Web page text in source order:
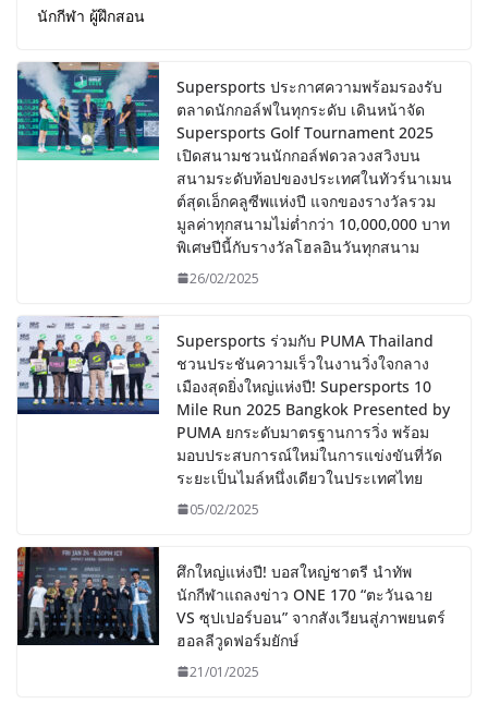
นักกีฬา ผู้ฝึกสอน
Supersports ประกาศความพร้อมรองรับ
ตลาดนักกอล์ฟในทุกระดับ เดินหน้าจัด
Supersports Golf Tournament 2025
เปิดสนามชวนนักกอล์ฟดวลวงสวิงบน
สนามระดับท้อปของประเทศในทัวร์นาเมน
ต์สุดเอ็กคลูซีพแห่งปี แจกของรางวัลรวม
มูลค่าทุกสนามไม่ต่ำกว่า 10,000,000 บาท
พิเศษปีนี้กับรางวัลโฮลอินวันทุกสนาม
26/02/2025
Supersports ร่วมกับ PUMA Thailand
ชวนประชันความเร็วในงานวิ่งใจกลาง
เมืองสุดยิ่งใหญ่แห่งปี! Supersports 10
Mile Run 2025 Bangkok Presented by
PUMA ยกระดับมาตรฐานการวิ่ง พร้อม
มอบประสบการณ์ใหม่ในการแข่งขันที่วัด
ระยะเป็นไมล์หนึ่งเดียวในประเทศไทย
05/02/2025
ศึกใหญ่แห่งปี! บอสใหญ่ชาตรี นำทัพ
นักกีฬาแถลงข่าว ONE 170 “ตะวันฉาย
VS ซุปเปอร์บอน” จากสังเวียนสู่ภาพยนตร์
ฮอลลีวูดฟอร์มยักษ์
21/01/2025